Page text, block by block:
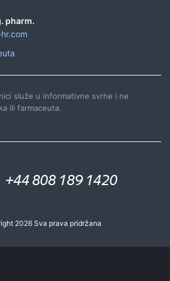
pharm.
služe u informativne svrhe i ne
ili farmaceuta.
2026 Sva prava pridržana